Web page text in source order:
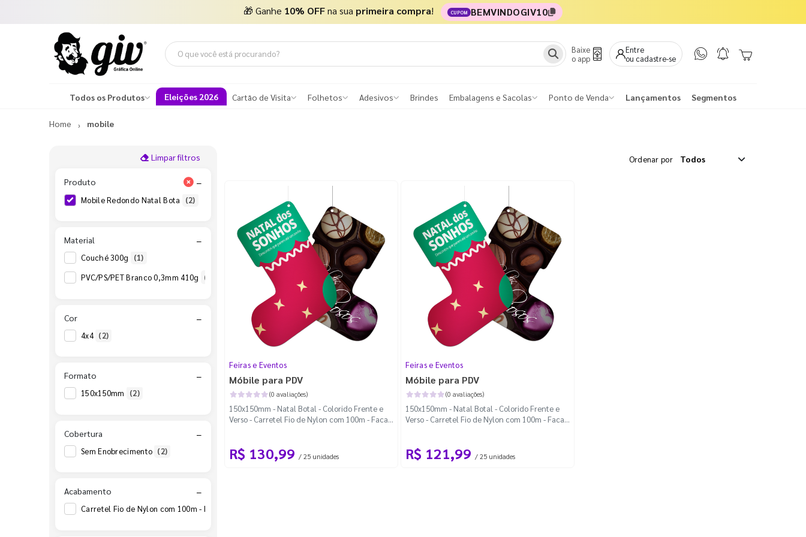
🎁 Ganhe 10% OFFna sua primeira compra! CUPOM BEMVINDOGIV10
Baixe
o app
Entre
ou cadastre-se
Todos os Produtos Eleições 2026 Cartão de Visita Folhetos Adesivos Brindes Embalagens e Sacolas Ponto de Venda Lançamentos Segmentos
Home mobile
Limpar filtros
Produto −
Mobile Redondo Natal Bota (2)
Material −
Couché 300g
(1)
PVC/PS/PET Branco 0,3mm 410g
(1)
Cor −
4x4 (2)
Formato −
150x150mm (2)
Cobertura −
Sem Enobrecimento (2)
Acabamento −
Carretel Fio de Nylon com 100m - Faca Padrão
Ordenar por
Feiras e Eventos
Móbile para PDV
(0 avaliações)
150x150mm - Natal Botal - Colorido Frente e
Verso - Carretel Fio de Nylon com 100m - Faca
R$ 130,99 / 25 unidades
Feiras e Eventos
Móbile para PDV
(0 avaliações)
150x150mm - Natal Botal - Colorido Frente e
Verso - Carretel Fio de Nylon com 100m - Faca
R$ 121,99 / 25 unidades